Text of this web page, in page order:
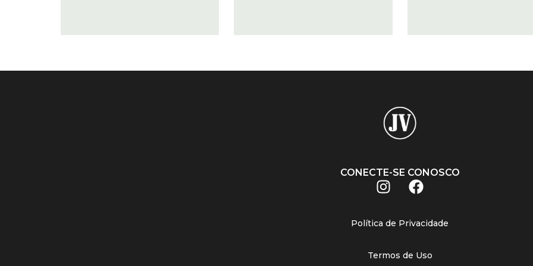
CONECTE-SE CONOSCO
Política de Privacidade
Termos de Uso